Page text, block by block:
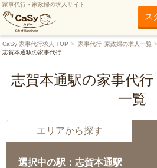
家事代行・家政婦の求人サイト
ス
CaSy 家事代行求人 TOP 家事代行･家政婦の求人一覧
志賀本通駅の家事代行
志賀本通駅の家事代行
一覧
エリアから探す
選択中の駅：志賀本通駅